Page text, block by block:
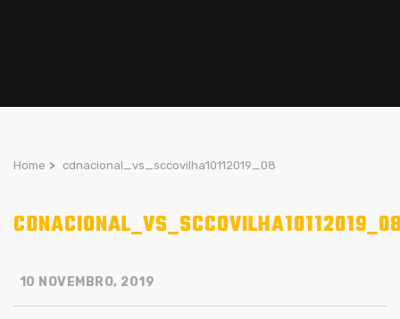
Home > cdnacional_vs_sccovilha10112019_08
10 NOVEMBRO, 2019